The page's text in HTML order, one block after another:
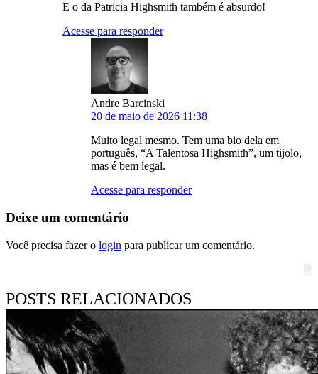
E o da Patricia Highsmith também é absurdo!
Acesse para responder
Andre Barcinski
20 de maio de 2026 11:38
Muito legal mesmo. Tem uma bio dela em
português, “A Talentosa Highsmith”, um tijolo,
mas é bem legal.
Acesse para responder
Deixe um comentário
Você precisa fazer o login para publicar um comentário.
POSTS RELACIONADOS